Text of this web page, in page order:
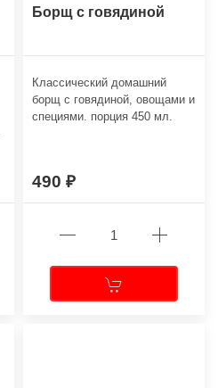
Борщ с говядиной
Классический домашний
борщ с говядиной, овощами и
специями. порция 450 мл.
490